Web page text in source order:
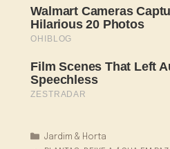
Categorias
Jardim & Horta